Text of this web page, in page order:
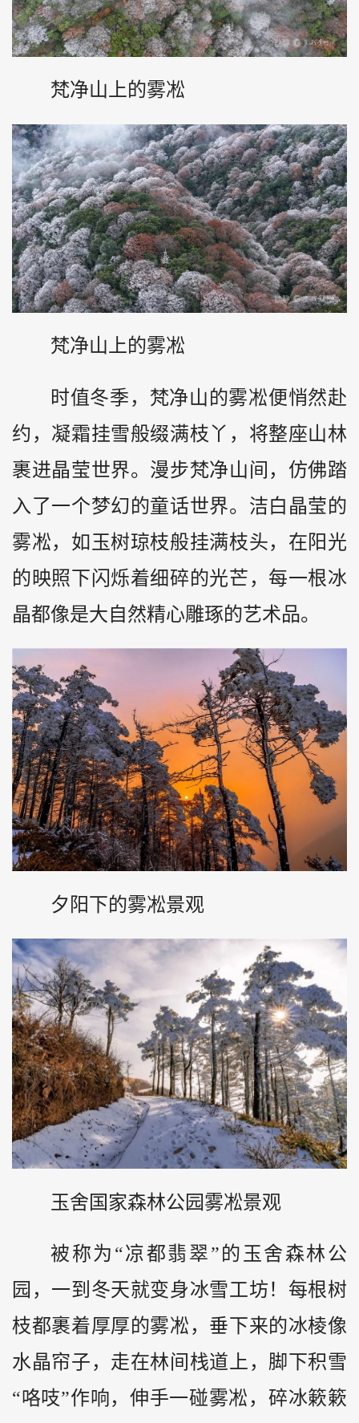
梵净山上的雾凇
梵净山上的雾凇
时值冬季，梵净山的雾凇便悄然赴
约，凝霜挂雪般缀满枝丫，将整座山林
裹进晶莹世界。漫步梵净山间，仿佛踏
入了一个梦幻的童话世界。洁白晶莹的
雾凇，如玉树琼枝般挂满枝头，在阳光
的映照下闪烁着细碎的光芒，每一根冰
晶都像是大自然精心雕琢的艺术品。
夕阳下的雾凇景观
玉舍国家森林公园雾凇景观
被称为“凉都翡翠”的玉舍森林公
园，一到冬天就变身冰雪工坊！每根树
枝都裹着厚厚的雾凇，垂下来的冰棱像
水晶帘子，走在林间栈道上，脚下积雪
“咯吱”作响，伸手一碰雾凇，碎冰簌簌